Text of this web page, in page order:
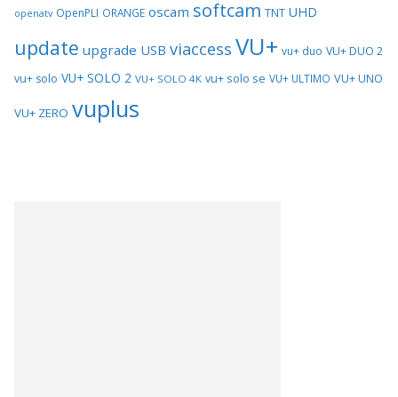
openatv OpenPLI ORANGE oscam softcam TNT UHD
update upgrade USB viaccess VU+ vu+ duo VU+ DUO 2
vu+ solo VU+ SOLO 2 VU+ SOLO 4K vu+ solo se VU+ ULTIMO VU+ UNO
VU+ ZERO vuplus